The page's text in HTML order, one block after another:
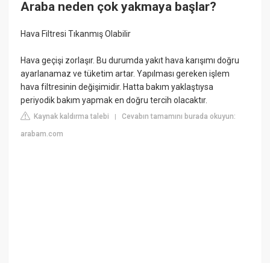
Araba neden çok yakmaya başlar?
Hava Filtresi Tıkanmış Olabilir
Hava geçişi zorlaşır. Bu durumda yakıt hava karışımı doğru
ayarlanamaz ve tüketim artar. Yapılması gereken işlem
hava filtresinin değişimidir. Hatta bakım yaklaştıysa
periyodik bakım yapmak en doğru tercih olacaktır.
Kaynak kaldırma talebi |Cevabın tamamını burada okuyun:
arabam.com